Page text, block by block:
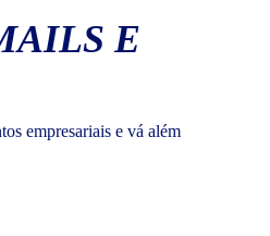
E
empresariais e vá além